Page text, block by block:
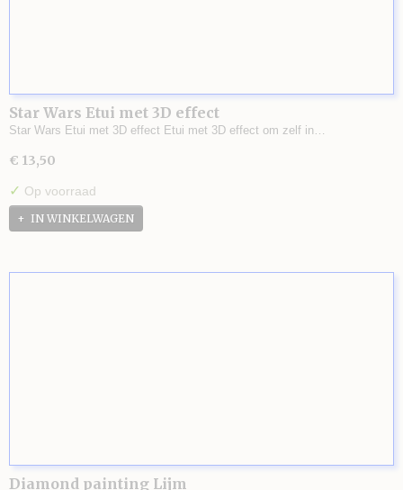
Star Wars Etui met 3D effect
Star Wars Etui met 3D effect Etui met 3D effect om zelf in…
€ 13,50
✓ Op voorraad
IN WINKELWAGEN
Diamond painting Lijm